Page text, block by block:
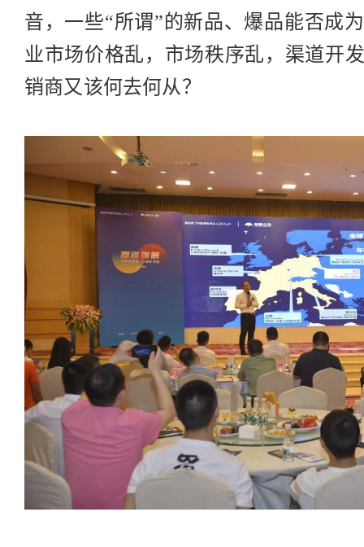
音，一些“所谓”的新品、爆品能否成
业市场价格乱，市场秩序乱，渠道开
销商又该何去何从？